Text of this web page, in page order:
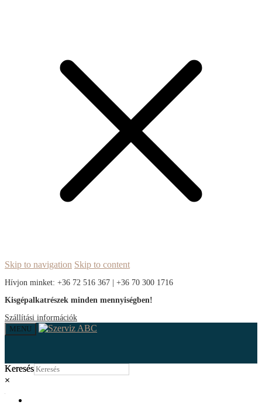
Skip to navigation Skip to content
Hívjon minket: +36 72 516 367 | +36 70 300 1716
Kisgépalkatrészek minden mennyiségben!
Szállítási információk
MENU
Keresés
×
Keresés
×